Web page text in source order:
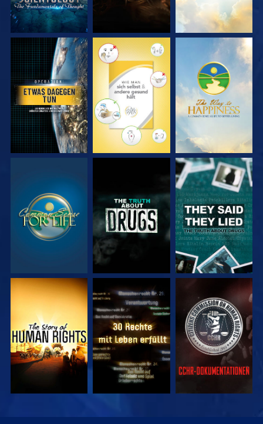
ANSEHEN ANSEHEN ANSEHEN
ANSEHEN ANSEHEN ANSEHEN
ANSEHEN ANSEHEN ANSEHEN